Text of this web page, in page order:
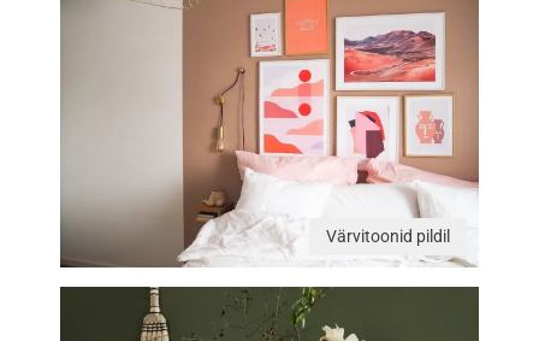
Värvitoonid pildil